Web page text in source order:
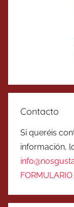
Contacto
Si queréis
información,